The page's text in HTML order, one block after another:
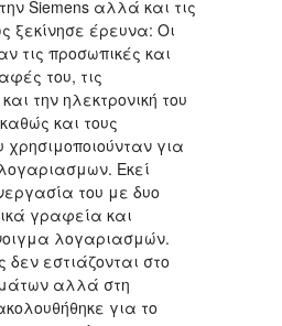
Siemens αλλά και τις
ξεκίνησε έρευνα: Οι
τις προσωπικές και
του, τις
την ηλεκτρονική του
και τους
για
Εκεί
του με δυο
γραφεία και
λογαριασμών.
δεν εστιάζονται στο
αλλά στη
για το